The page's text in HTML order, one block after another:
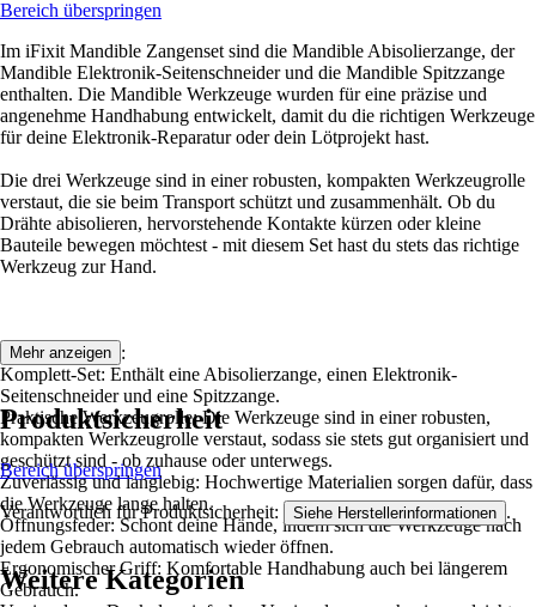
Bereich überspringen
Im iFixit Mandible Zangenset sind die Mandible Abisolierzange, der
Mandible Elektronik-Seitenschneider und die Mandible Spitzzange
enthalten. Die Mandible Werkzeuge wurden für eine präzise und
angenehme Handhabung entwickelt, damit du die richtigen Werkzeuge
für deine Elektronik-Reparatur oder dein Lötprojekt hast.
Die drei Werkzeuge sind in einer robusten, kompakten Werkzeugrolle
verstaut, die sie beim Transport schützt und zusammenhält. Ob du
Drähte abisolieren, hervorstehende Kontakte kürzen oder kleine
Bauteile bewegen möchtest - mit diesem Set hast du stets das richtige
Werkzeug zur Hand.
Hauptmerkmale:
Komplett-Set: Enthält eine Abisolierzange, einen Elektronik-
Seitenschneider und eine Spitzzange.
Praktische Werkzeugrolle: Die Werkzeuge sind in einer robusten,
kompakten Werkzeugrolle verstaut, sodass sie stets gut organisiert und
geschützt sind - ob zuhause oder unterwegs.
Zuverlässig und langlebig: Hochwertige Materialien sorgen dafür, dass
die Werkzeuge lange halten.
Öffnungsfeder: Schont deine Hände, indem sich die Werkzeuge nach
jedem Gebrauch automatisch wieder öffnen.
Ergonomischer Griff: Komfortable Handhabung auch bei längerem
Gebrauch.
Mehr anzeigen
Produktsicherheit
Bereich überspringen
Verantwortlich für Produktsicherheit: Siehe Herstellerinformationen .
Weitere Kategorien